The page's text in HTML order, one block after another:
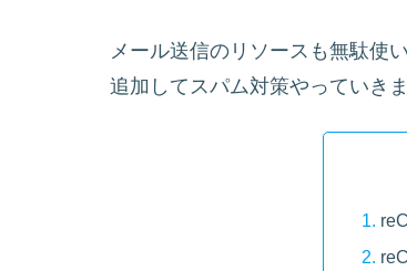
メール送信のリソースも無駄使
追加してスパム対策やっていきま